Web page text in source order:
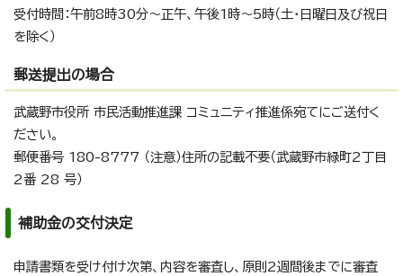
受付時間：午前8時30分～正午、午後1時～5時（土・日曜日及び祝日
を除く）
郵送提出の場合
武蔵野市役所 市民活動推進課 コミュニティ推進係宛てにご送付く
ださい。
郵便番号 180-8777 （注意）住所の記載不要（武蔵野市緑町2丁目
2番 28 号）
補助金の交付決定
申請書類を受け付け次第、内容を審査し、原則2週間後までに審査